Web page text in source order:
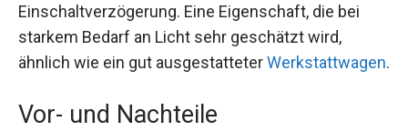
Einschaltverzögerung. Eine Eigenschaft, die bei
starkem Bedarf an Licht sehr geschätzt wird,
ähnlich wie ein gut ausgestatteterWerkstattwagen.
Vor- und Nachteile